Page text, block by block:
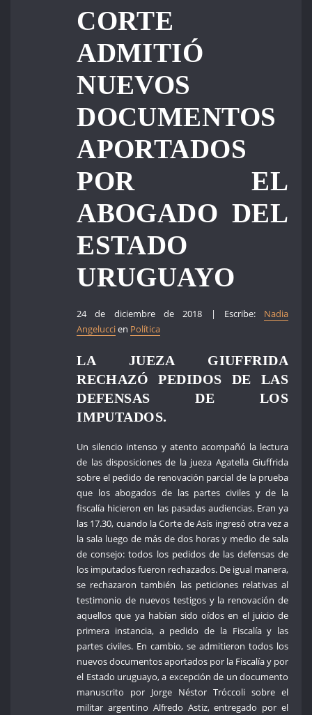
CORTE
ADMITIÓ
NUEVOS
DOCUMENTOS
APORTADOS
POR EL
ABOGADO DEL
ESTADO
URUGUAYO
24 de diciembre de 2018 | Escribe: Nadia
Angeluccien Política
LA JUEZA GIUFFRIDA
RECHAZÓ PEDIDOS DE LAS
DEFENSAS DE LOS
IMPUTADOS.
Un silencio intenso y atento acompañó la lectura
de las disposiciones de la jueza Agatella Giuffrida
sobre el pedido de renovación parcial de la prueba
que los abogados de las partes civiles y de la
fiscalía hicieron en las pasadas audiencias. Eran ya
las 17.30, cuando la Corte de Asís ingresó otra vez a
la sala luego de más de dos horas y medio de sala
de consejo: todos los pedidos de las defensas de
los imputados fueron rechazados. De igual manera,
se rechazaron también las peticiones relativas al
testimonio de nuevos testigos y la renovación de
aquellos que ya habían sido oídos en el juicio de
primera instancia, a pedido de la Fiscalía y las
partes civiles. En cambio, se admitieron todos los
nuevos documentos aportados por la Fiscalía y por
el Estado uruguayo, a excepción de un documento
manuscrito por Jorge Néstor Tróccoli sobre el
militar argentino Alfredo Astiz, entregado por el